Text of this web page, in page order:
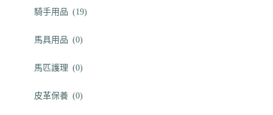
騎手用品 (19)
馬具用品 (0)
馬匹護理 (0)
皮革保養 (0)